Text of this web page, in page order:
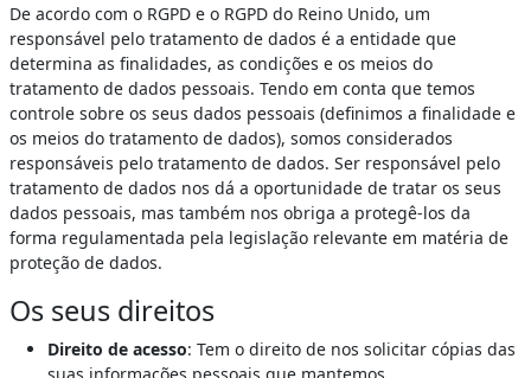
De acordo com o RGPD e o RGPD do Reino Unido, um
responsável pelo tratamento de dados é a entidade que
determina as finalidades, as condições e os meios do
tratamento de dados pessoais. Tendo em conta que temos
controle sobre os seus dados pessoais (definimos a finalidade e
os meios do tratamento de dados), somos considerados
responsáveis pelo tratamento de dados. Ser responsável pelo
tratamento de dados nos dá a oportunidade de tratar os seus
dados pessoais, mas também nos obriga a protegê-los da
forma regulamentada pela legislação relevante em matéria de
proteção de dados.
Os seus direitos
Direito de acesso: Tem o direito de nos solicitar cópias das
suas informações pessoais que mantemos.